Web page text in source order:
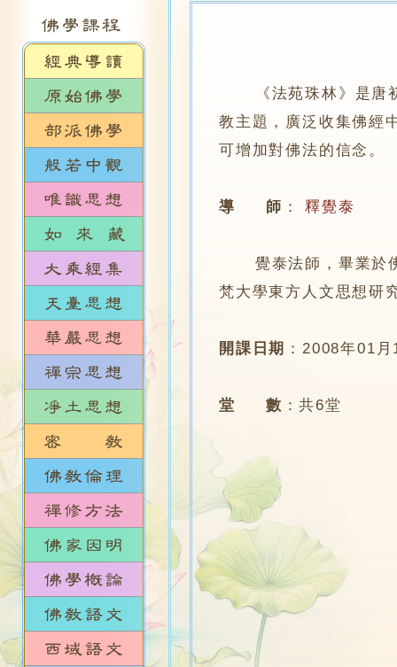
《法苑珠林》是
教主題，廣泛收集佛經
可增加對佛法的信念。
導 師 ： 釋覺泰
覺泰法師，畢業於佛
梵大學東方人文思想研
開課日期 ：2008年01月
堂 數 ：共6堂